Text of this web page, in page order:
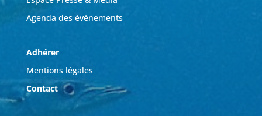
Agenda des événements
Adhérer
Mentions légales
Contact